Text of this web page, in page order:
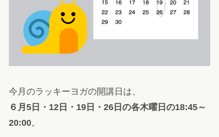
今月のラッキーヨガの開講日は、
６月5日・12日・19日・26日の各木曜日の18:45～
20:00。